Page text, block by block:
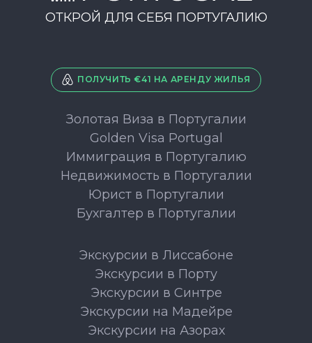
ОТКРОЙ ДЛЯ СЕБЯ ПОРТУГАЛИЮ
ПОЛУЧИТЬ €41 НА АРЕНДУ ЖИЛЬЯ
Золотая Виза в Португалии
Golden Visa Portugal
Иммиграция в Португалию
Недвижимость в Португалии
Юрист в Португалии
Бухгалтер в Португалии
Экскурсии в Лиссабоне
Экскурсии в Порту
Экскурсии в Синтре
Экскурсии на Мадейре
Экскурсии на Азорах